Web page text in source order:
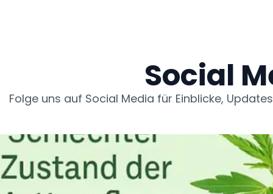
Social
Folge uns auf Social Media für Einblicke,